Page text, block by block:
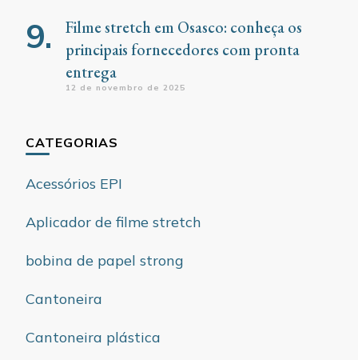
Filme stretch em Osasco: conheça os
principais fornecedores com pronta
entrega
12 de novembro de 2025
CATEGORIAS
Acessórios EPI
Aplicador de filme stretch
bobina de papel strong
Cantoneira
Cantoneira plástica